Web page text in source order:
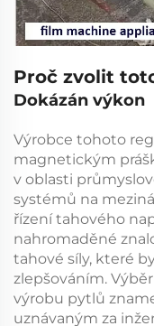
Proč zvolit
Dokázán výkon
Výrobce tohoto
magnetickým
v oblasti
systémů na
řízení tahového
nahromaděné
tahové síly, které
zlepšováním.
výrobu pytlů
uznávaným za